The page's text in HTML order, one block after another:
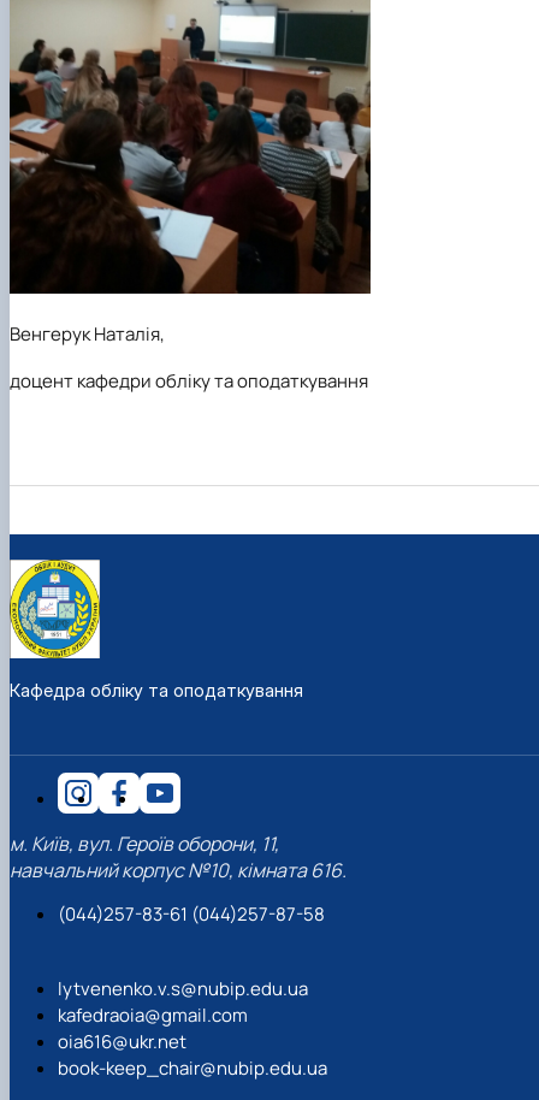
Венгерук Наталія,
доцент кафедри обліку та оподаткування
Кафедра обліку та оподаткування
м. Київ, вул. Героїв оборони, 11,
навчальний корпус №10, кімната 616.
(044)257-83-61 (044)257-87-58
lytvenenko.v.s@nubip.edu.ua
kafedraoia@gmail.com
oia616@ukr.net
book-keep_chair@nubip.edu.ua